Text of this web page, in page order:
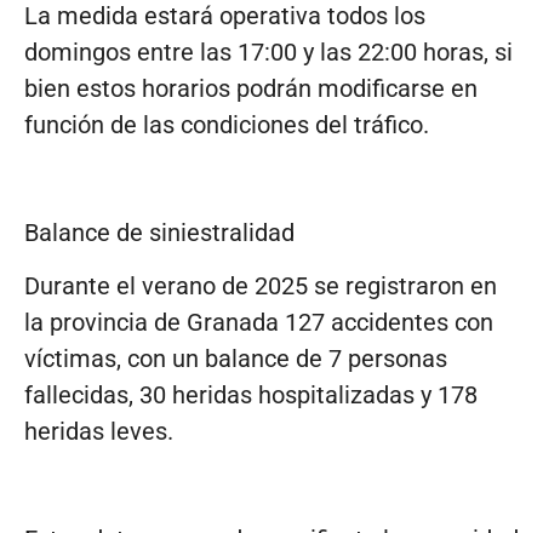
La medida estará operativa todos los
domingos entre las 17:00 y las 22:00 horas, si
bien estos horarios podrán modificarse en
función de las condiciones del tráfico.
Balance de siniestralidad
Durante el verano de 2025 se registraron en
la provincia de Granada 127 accidentes con
víctimas, con un balance de 7 personas
fallecidas, 30 heridas hospitalizadas y 178
heridas leves.